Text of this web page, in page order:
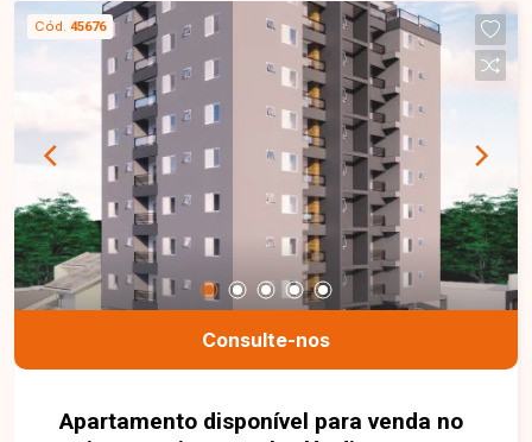
Casa`Alta: mais do que um endereço, um
patrimônio. Nossa equipe está pronta para tirar
suas dúvidas e te acompanhar em cada etapa do
processo. Fale conosco pelo telefone ou
WhatsApp: (34) 3230-9900, ou, se preferir, venha
até uma de nossas unidades e converse
pessoalmente com um dos nossos consultores.
Estamos aqui para te ajudar a encontrar o imóvel
ideal!
Cód. 45676
Consulte-nos
Apartamento disponível para venda no